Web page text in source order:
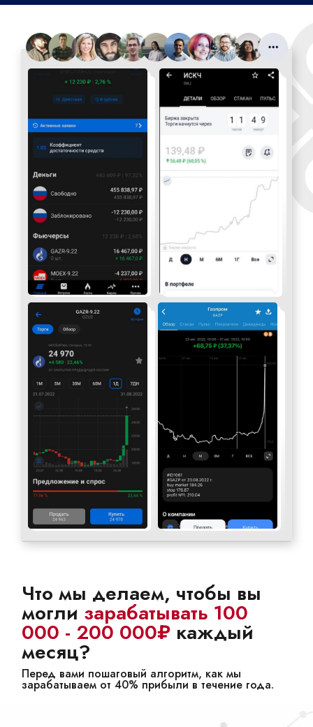
Что мы делаем, чтобы вы
могли зарабатывать 100
000 - 200 000₽ каждый
месяц?
Перед вами пошаговый алгоритм, как мы
зарабатываем от 40% прибыли в течение года.